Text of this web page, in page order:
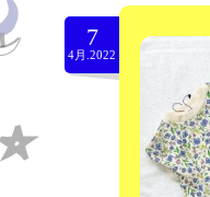
7
4月.2022